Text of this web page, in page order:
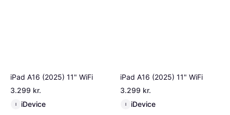
iPad A16 (2025) 11" WiFi
3.299 kr.
I iDevice
iPad A16 (2025) 11" WiFi
3.299 kr.
I iDevice